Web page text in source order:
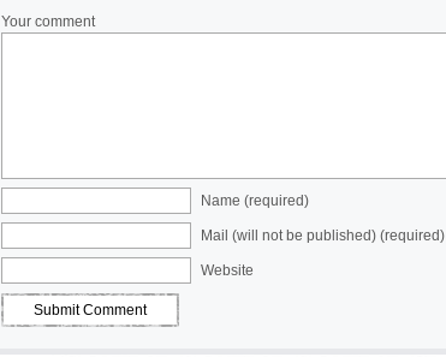
Your comment
Name (required)
Mail (will not be published) (required)
Website